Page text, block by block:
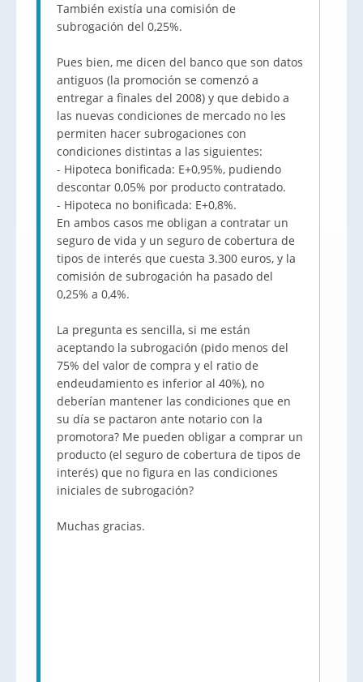
También existía una comisión de
subrogación del 0,25%.
Pues bien, me dicen del banco que son datos
antiguos (la promoción se comenzó a
entregar a finales del 2008) y que debido a
las nuevas condiciones de mercado no les
permiten hacer subrogaciones con
condiciones distintas a las siguientes:
- Hipoteca bonificada: E+0,95%, pudiendo
descontar 0,05% por producto contratado.
- Hipoteca no bonificada: E+0,8%.
En ambos casos me obligan a contratar un
seguro de vida y un seguro de cobertura de
tipos de interés que cuesta 3.300 euros, y la
comisión de subrogación ha pasado del
0,25% a 0,4%.
La pregunta es sencilla, si me están
aceptando la subrogación (pido menos del
75% del valor de compra y el ratio de
endeudamiento es inferior al 40%), no
deberían mantener las condiciones que en
su día se pactaron ante notario con la
promotora? Me pueden obligar a comprar un
producto (el seguro de cobertura de tipos de
interés) que no figura en las condiciones
iniciales de subrogación?
Muchas gracias.